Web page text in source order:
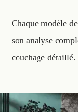
Chaque modèle
son analyse
couchage détaillé.